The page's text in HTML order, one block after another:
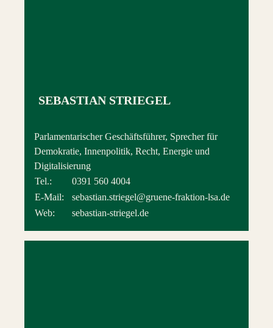
SEBASTIAN STRIEGEL
Parlamentarischer Geschäftsführer, Sprecher für
Demokratie, Innenpolitik, Recht, Energie und
Digitalisierung
Tel.:
0391 560 4004
E-Mail:
sebastian.striegel@gruene-fraktion-lsa.de
Web:
sebastian-striegel.de